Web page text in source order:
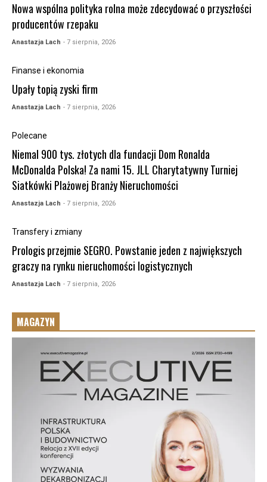
Nowa wspólna polityka rolna może zdecydować o przyszłości
producentów rzepaku
Anastazja Lach - 7 sierpnia, 2026
Finanse i ekonomia
Upały topią zyski firm
Anastazja Lach - 7 sierpnia, 2026
Polecane
Niemal 900 tys. złotych dla fundacji Dom Ronalda
McDonalda Polska! Za nami 15. JLL Charytatywny Turniej
Siatkówki Plażowej Branży Nieruchomości
Anastazja Lach - 7 sierpnia, 2026
Transfery i zmiany
Prologis przejmie SEGRO. Powstanie jeden z największych
graczy na rynku nieruchomości logistycznych
Anastazja Lach - 7 sierpnia, 2026
MAGAZYN